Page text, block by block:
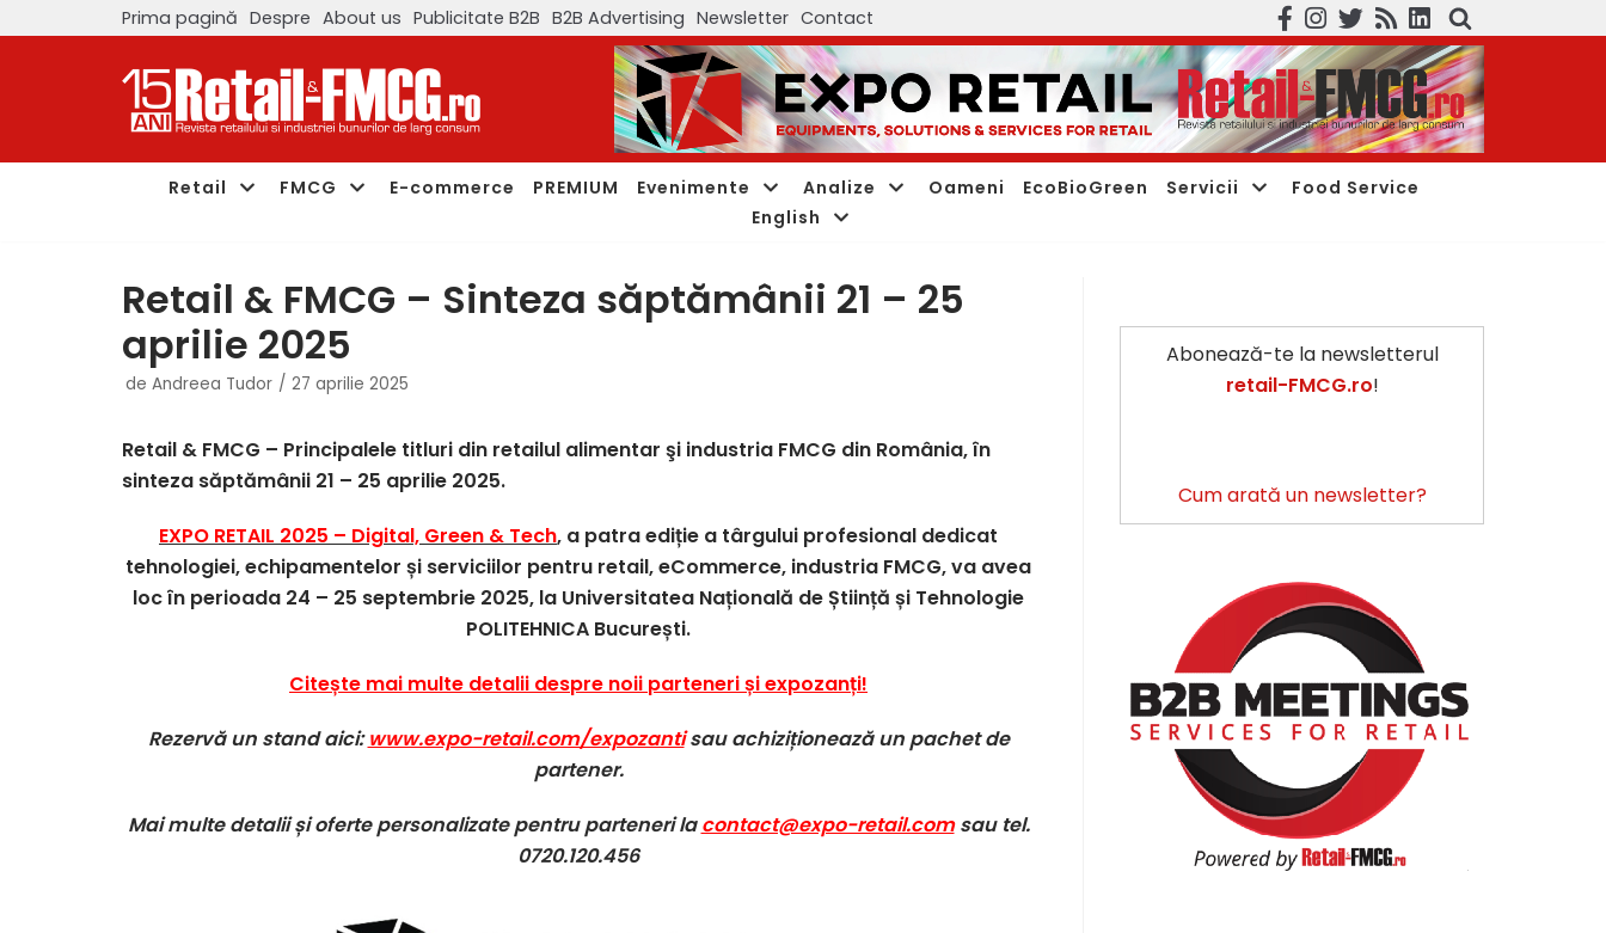
Prima pagină Despre About us Publicitate B2B B2B Advertising Newsletter Contact
Retail FMCG E-commerce PREMIUM Evenimente Analize Oameni EcoBioGreen Servicii
Food Service
English
Retail & FMCG – Sinteza săptămânii 21 – 25
aprilie 2025
de Andreea Tudor 27 aprilie 2025
Retail & FMCG – Principalele titluri din retailul alimentar şi industria FMCG din România, în
sinteza săptămânii 21 – 25 aprilie 2025.
EXPO RETAIL 2025 – Digital, Green & Tech, a patra ediție a târgului profesional dedicat
tehnologiei, echipamentelor și serviciilor pentru retail, eCommerce, industria FMCG, va avea
loc în perioada 24 – 25 septembrie 2025, la Universitatea Națională de Știință și Tehnologie
POLITEHNICA București.
Citește mai multe detalii despre noii parteneri și expozanți!
Rezervă un stand aici:www.expo-retail.com/expozantisau achiziționează un pachet de
partener.
Mai multe detalii și oferte personalizate pentru parteneri la contact@expo-retail.comsau tel.
0720.120.456
Abonează-te la newsletterul
retail-FMCG.ro!
Cum arată un newsletter?